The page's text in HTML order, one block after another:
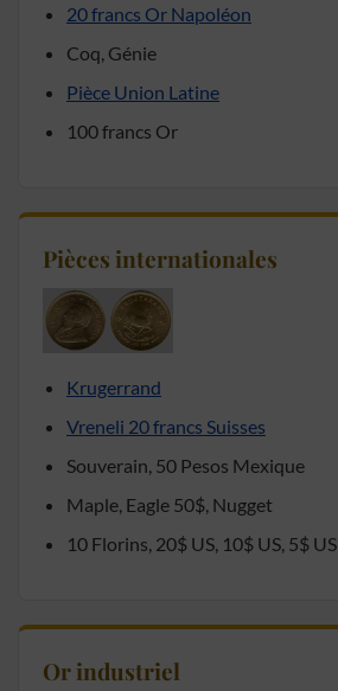
20 francs Or Napoléon
Coq, Génie
Pièce Union Latine
100 francs Or
Pièces internationales
Krugerrand
Vreneli 20 francs Suisses
Souverain, 50 Pesos Mexique
Maple, Eagle 50$, Nugget
10 Florins, 20$ US, 10$ US, 5$ US
Or industriel